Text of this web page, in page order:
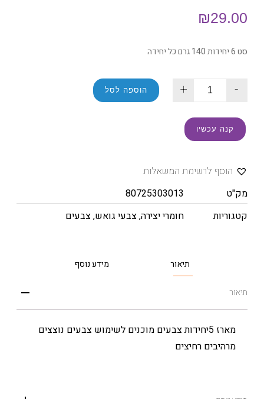
₪29.00
סט 6 יחידות 140 גרם כל יחידה
-
+ הוספה לסל
קנה עכשיו
הוסף לרשימת המשאלות
מק"ט
80725303013
קטגוריות
חומרי יצירה,צבעי גואש,צבעים
תיאור מידע נוסף
תיאור
מארז 5יחידות צבעים מוכנים לשימוש צבעים נוצצים
מרהיבים רחיצים